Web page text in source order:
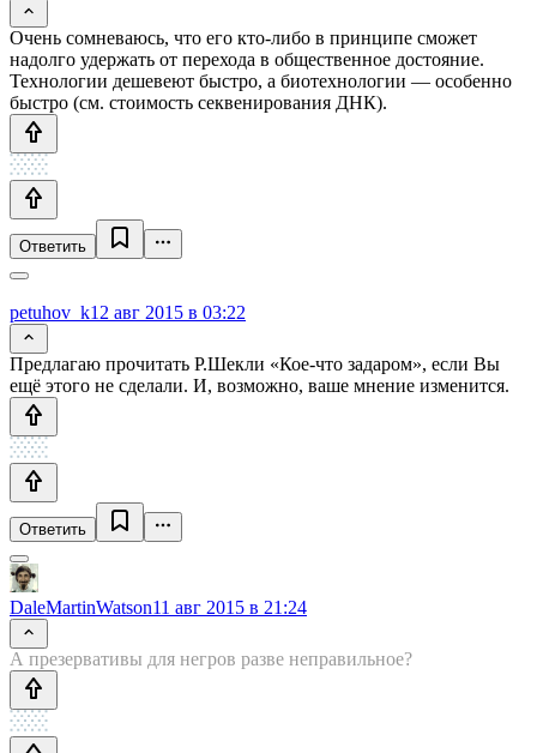
Очень сомневаюсь, что его кто-либо в принципе сможет
надолго удержать от перехода в общественное достояние.
Технологии дешевеют быстро, а биотехнологии — особенно
быстро (см. стоимость секвенирования ДНК).
Ответить
petuhov_k12 авг 2015 в 03:22
Предлагаю прочитать Р.Шекли «Кое-что задаром», если Вы
ещё этого не сделали. И, возможно, ваше мнение изменится.
Ответить
DaleMartinWatson11 авг 2015 в 21:24
А презервативы для негров разве неправильное?